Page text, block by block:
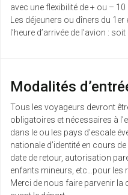
avec une flexibilité de + ou – 10
Les déjeuners ou dîners du
l’heure d’arrivée de l’avion :
Modalités
Tous les voyageurs devront
obligatoires et nécessaires à
dans le ou les pays d’escale
nationale d’identité en cours
date de retour, autorisation
enfants mineurs, etc…pour les
Merci de nous faire parvenir